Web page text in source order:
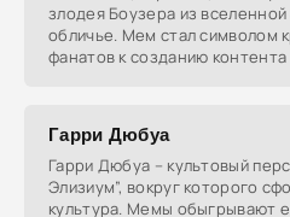
злодея Боузера из
обличье. Мем стал символом
фанатов к созданию
Гарри Дюбуа
Гарри Дюбуа – культовый
Элизиум”, вокруг которого
культура. Мемы обыгрывают